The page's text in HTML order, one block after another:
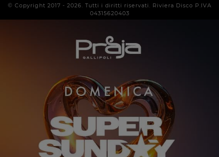
© Copyright 2017 - 2026 . Tutti i diritti riservati. Riviera Disco P.IVA
04315620403